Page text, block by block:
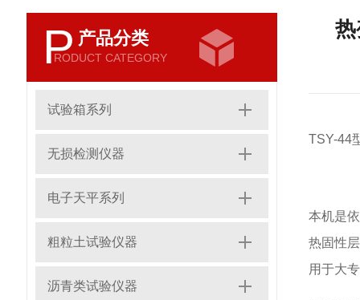
P 产品分类
RODUCT CATEGORY
试验箱系列
无损检测仪器
电子天平系列
粗粒土试验仪器
沥青类试验仪器
TSY-44
本机是
热固性
用于大